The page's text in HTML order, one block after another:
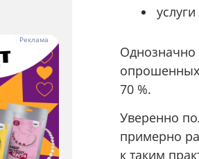
Однозначно
70 %.
Уверенно
примерно
к таким